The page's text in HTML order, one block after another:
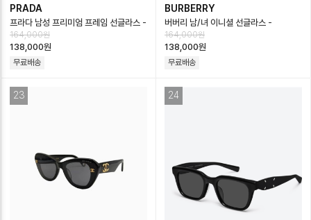
PRADA
프라다 남성 프리미엄 프레임 선글라스 -
Prada Mens Premium Frame Su…
164,000원
138,000원
무료배송
BURBERRY
버버리 남/녀 이니셜 선글라스 -
Burberry Unisex Sunglasses -
ac…
164,000원
138,000원
무료배송
23 24